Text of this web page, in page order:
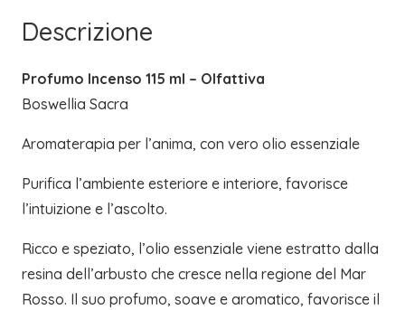
Descrizione
Profumo Incenso 115 ml – Olfattiva
Boswellia Sacra
Aromaterapia per l’anima, con vero olio essenziale
Purifica l’ambiente esteriore e interiore, favorisce
l’intuizione e l’ascolto.
Ricco e speziato, l’olio essenziale viene estratto dalla
resina dell’arbusto che cresce nella regione del Mar
Rosso. Il suo profumo, soave e aromatico, favorisce il